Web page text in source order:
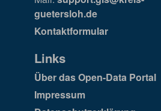
guetersloh.de
Kontaktformular
Links
Über das Open-Data Portal
Impressum